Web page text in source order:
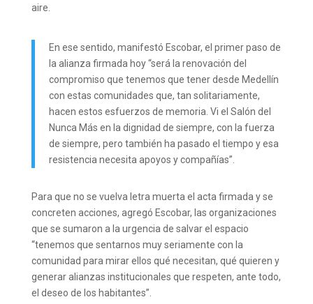
aire.
En ese sentido, manifestó Escobar, el primer paso de
la alianza firmada hoy “será la renovación del
compromiso que tenemos que tener desde Medellín
con estas comunidades que, tan solitariamente,
hacen estos esfuerzos de memoria. Vi el Salón del
Nunca Más en la dignidad de siempre, con la fuerza
de siempre, pero también ha pasado el tiempo y esa
resistencia necesita apoyos y compañías”.
Para que no se vuelva letra muerta el acta firmada y se
concreten acciones, agregó Escobar, las organizaciones
que se sumaron a la urgencia de salvar el espacio
“tenemos que sentarnos muy seriamente con la
comunidad para mirar ellos qué necesitan, qué quieren y
generar alianzas institucionales que respeten, ante todo,
el deseo de los habitantes”.